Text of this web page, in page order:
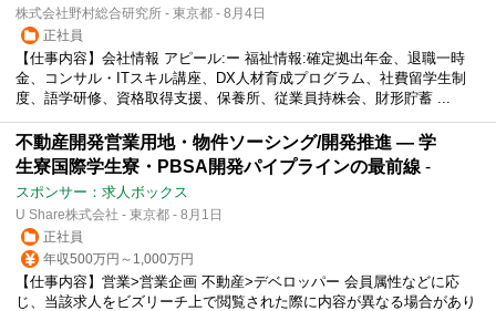
株式会社野村総合研究所 - 東京都 - 8月4日
正社員
【仕事内容】会社情報 アピール:ー 福祉情報:確定拠出年金、退職一時
金、コンサル・ITスキル講座、DX人材育成プログラム、社費留学生制
度、語学研修、資格取得支援、保養所、従業員持株会、財形貯蓄 ...
不動産開発営業用地・物件ソーシング/開発推進 ― 学
生寮国際学生寮・PBSA開発パイプラインの最前線 -
スポンサー：求人ボックス
U Share株式会社 - 東京都 - 8月1日
正社員
年収500万円～1,000万円
【仕事内容】営業>営業企画 不動産>デベロッパー 会員属性などに応
じ、当該求人をビズリーチ上で閲覧された際に内容が異なる場合があり